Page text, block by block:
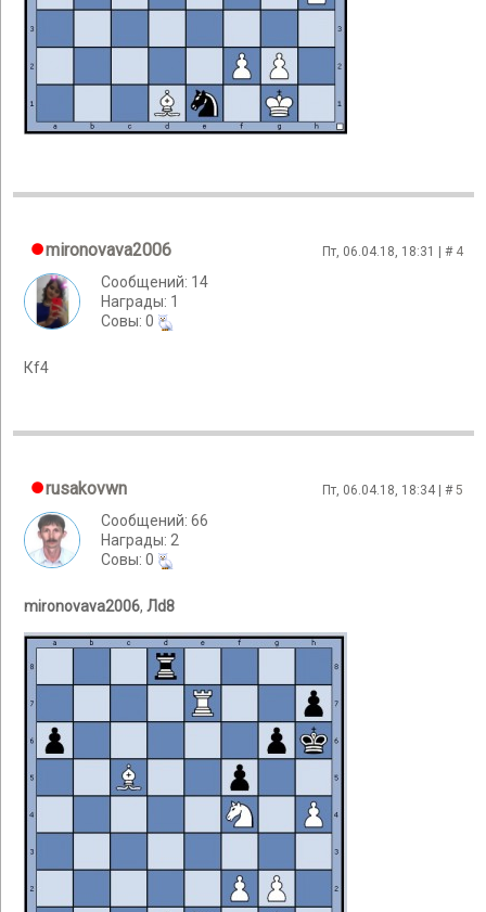
mironovava2006 Пт, 06.04.18, 18:31 | # 4
Сообщений: 14
Награды: 1
Cовы: 0
Кf4
rusakovwn Пт, 06.04.18, 18:34 | #5
Сообщений: 66
Награды: 2
Cовы: 0
mironovava2006, Лd8